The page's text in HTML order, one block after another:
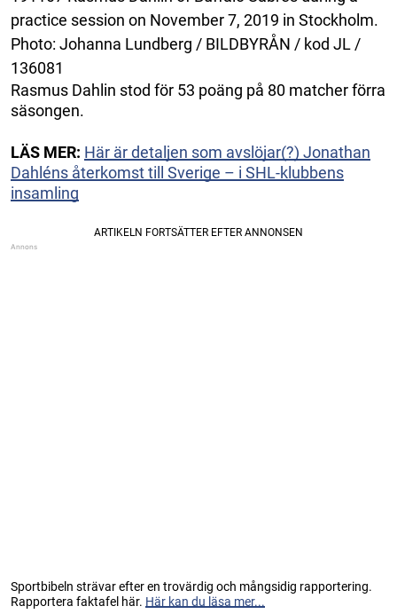
practice session on November 7, 2019 in Stockholm.
Photo: Johanna Lundberg / BILDBYRÅN / kod JL /
136081
Rasmus Dahlin stod för 53 poäng på 80 matcher förra
säsongen.
LÄS MER: Här är detaljen som avslöjar(?) Jonathan
Dahléns återkomst till Sverige – i SHL-klubbens
insamling
Sportbibeln strävar efter en trovärdig och mångsidig rapportering.
Rapportera faktafel här. Här kan du läsa mer...